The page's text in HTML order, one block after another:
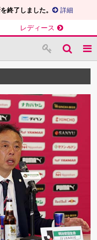
終了しました。 詳細
レディース